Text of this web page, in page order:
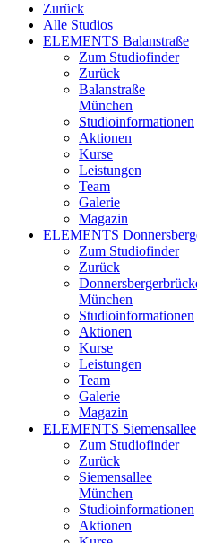
Zurück
Alle Studios
ELEMENTS Balanstraße
Zum Studiofinder
Zurück
Balan­straße
München
Studioinformationen
Aktionen
Kurse
Leistungen
Team
Galerie
Magazin
ELEMENTS
Zum Studiofinder
Zurück
München
Studioinformationen
Aktionen
Kurse
Leistungen
Team
Galerie
Magazin
ELEMENTS Siemensallee
Zum Studiofinder
Zurück
Siemens­allee
München
Studioinformationen
Aktionen